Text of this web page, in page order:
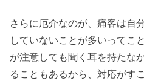
さらに厄介なのが、痛客は自
していないことが多いってこ
が注意しても聞く耳を持たな
ることもあるから、対応がす